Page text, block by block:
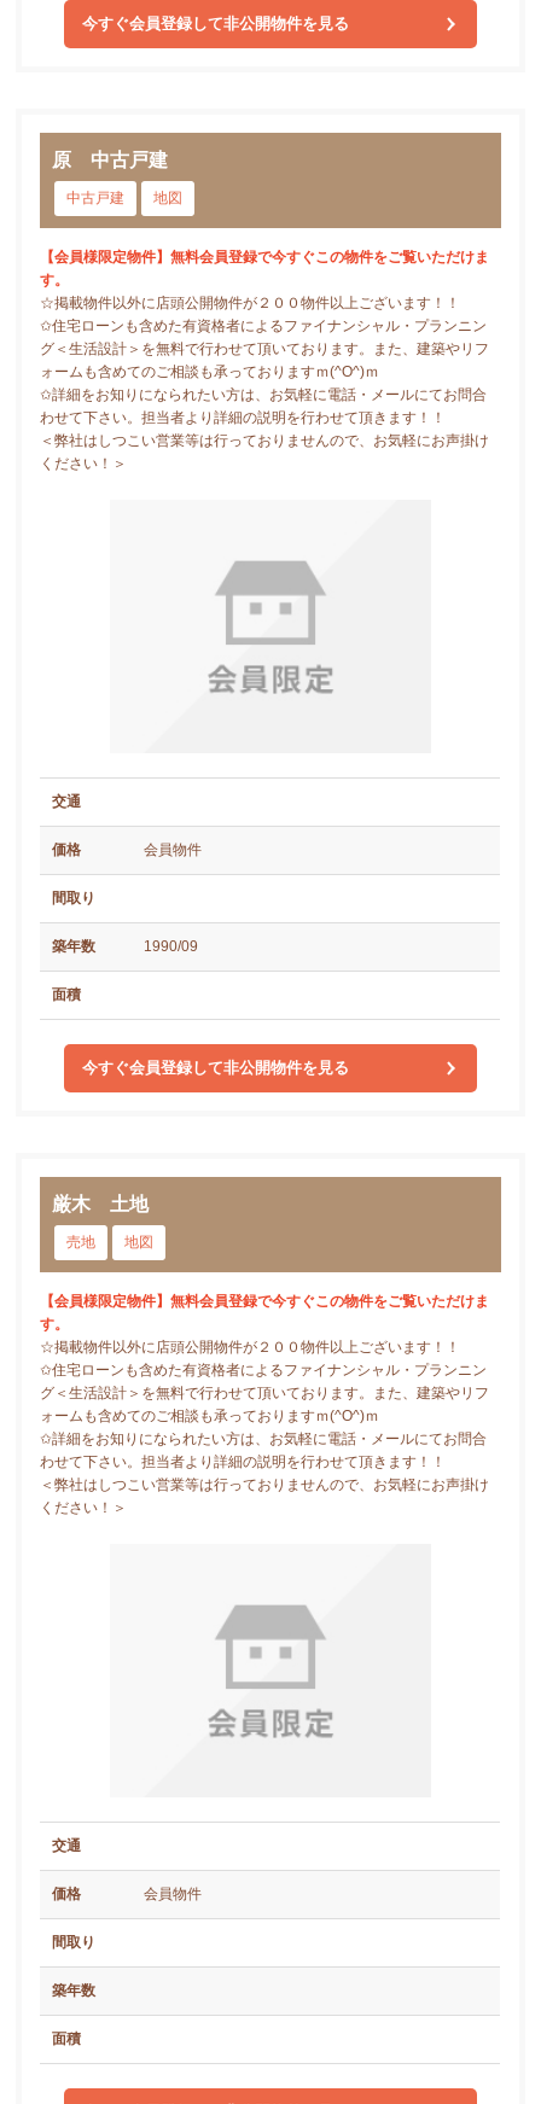
今すぐ会員登録して非公開物件を見る
原 中古戸建
中古戸建 地図
【会員様限定物件】無料会員登録で今すぐこの物件をご覧いただけま
す。
☆掲載物件以外に店頭公開物件が２００物件以上ございます！！
✩住宅ローンも含めた有資格者によるファイナンシャル・プランニン
グ＜生活設計＞を無料で行わせて頂いております。また、建築やリフ
ォームも含めてのご相談も承っておりますｍ(^O^)ｍ
✩詳細をお知りになられたい方は、お気軽に電話・メールにてお問合
わせて下さい。担当者より詳細の説明を行わせて頂きます！！
＜弊社はしつこい営業等は行っておりませんので、お気軽にお声掛け
ください！＞
交通
価格 会員物件
間取り
築年数 1990/09
面積
今すぐ会員登録して非公開物件を見る
厳木 土地
売地 地図
【会員様限定物件】無料会員登録で今すぐこの物件をご覧いただけま
す。
☆掲載物件以外に店頭公開物件が２００物件以上ございます！！
✩住宅ローンも含めた有資格者によるファイナンシャル・プランニン
グ＜生活設計＞を無料で行わせて頂いております。また、建築やリフ
ォームも含めてのご相談も承っておりますｍ(^O^)ｍ
✩詳細をお知りになられたい方は、お気軽に電話・メールにてお問合
わせて下さい。担当者より詳細の説明を行わせて頂きます！！
＜弊社はしつこい営業等は行っておりませんので、お気軽にお声掛け
ください！＞
交通
価格 会員物件
間取り
築年数
面積